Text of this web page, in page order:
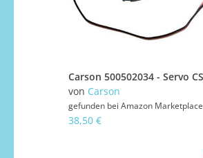
von Carson
gefunden bei Amazon Marketplace
38,50 €